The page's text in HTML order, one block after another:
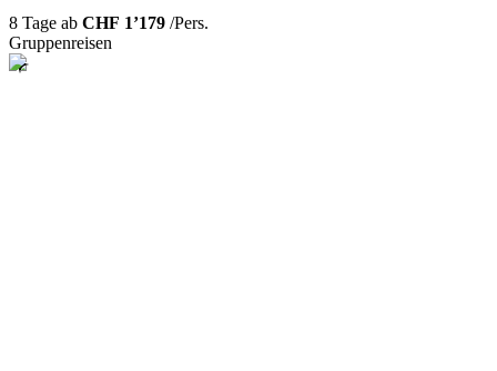
8 Tage ab CHF 1’179 /Pers.
Gruppenreisen